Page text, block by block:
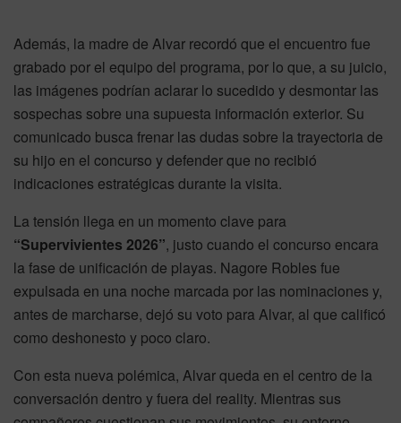
Además, la madre de Alvar recordó que el encuentro fue
grabado por el equipo del programa, por lo que, a su juicio,
las imágenes podrían aclarar lo sucedido y desmontar las
sospechas sobre una supuesta información exterior. Su
comunicado busca frenar las dudas sobre la trayectoria de
su hijo en el concurso y defender que no recibió
indicaciones estratégicas durante la visita.
La tensión llega en un momento clave para
“Supervivientes 2026”, justo cuando el concurso encara
la fase de unificación de playas. Nagore Robles fue
expulsada en una noche marcada por las nominaciones y,
antes de marcharse, dejó su voto para Alvar, al que calificó
como deshonesto y poco claro.
Con esta nueva polémica, Alvar queda en el centro de la
conversación dentro y fuera del reality. Mientras sus